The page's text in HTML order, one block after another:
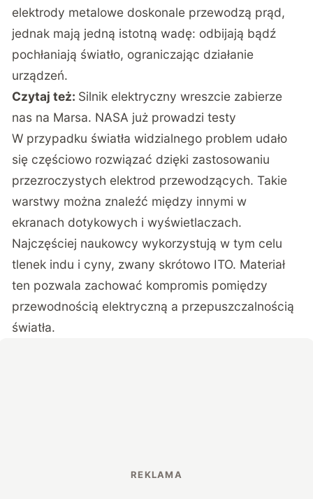
elektrody metalowe doskonale przewodzą prąd,
jednak mają jedną istotną wadę: odbijają bądź
pochłaniają światło, ograniczając działanie
urządzeń.
Czytaj też: Silnik elektryczny wreszcie zabierze
nas na Marsa. NASA już prowadzi testy
W przypadku światła widzialnego problem udało
się częściowo rozwiązać dzięki zastosowaniu
przezroczystych elektrod przewodzących. Takie
warstwy można znaleźć między innymi w
ekranach dotykowych i wyświetlaczach.
Najczęściej naukowcy wykorzystują w tym celu
tlenek indu i cyny, zwany skrótowo ITO. Materiał
ten pozwala zachować kompromis pomiędzy
przewodnością elektryczną a przepuszczalnością
światła.